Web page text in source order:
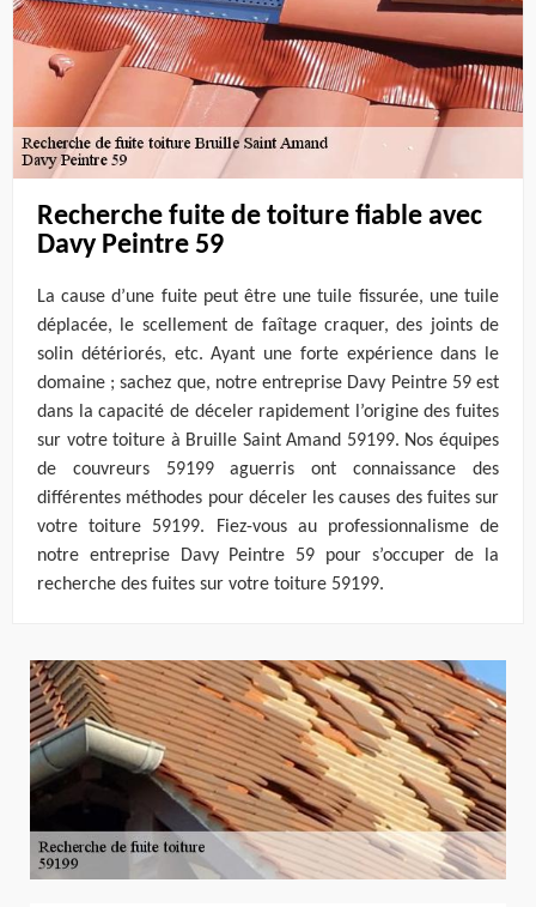
Recherche fuite de toiture fiable avec
Davy Peintre 59
La cause d’une fuite peut être une tuile fissurée, une tuile
déplacée, le scellement de faîtage craquer, des joints de
solin détériorés, etc. Ayant une forte expérience dans le
domaine ; sachez que, notre entreprise Davy Peintre 59 est
dans la capacité de déceler rapidement l’origine des fuites
sur votre toiture à Bruille Saint Amand 59199. Nos équipes
de couvreurs 59199 aguerris ont connaissance des
différentes méthodes pour déceler les causes des fuites sur
votre toiture 59199. Fiez-vous au professionnalisme de
notre entreprise Davy Peintre 59 pour s’occuper de la
recherche des fuites sur votre toiture 59199.